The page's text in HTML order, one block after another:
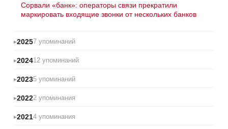
Сорвали «банк»: операторы связи прекратили
маркировать входящие звонки от нескольких банков
20257 упоминаний
202412 упоминаний
20235 упоминаний
20222 упоминания
20214 упоминания